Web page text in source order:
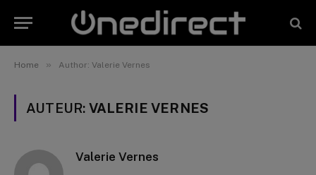
Home » Author: Valerie Vernes
AUTEUR: VALERIE VERNES
Valerie Vernes